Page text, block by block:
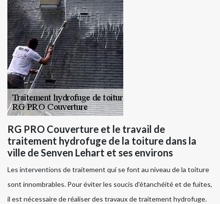
RG PRO Couverture et le travail de
traitement hydrofuge de la toiture dans la
ville de Senven Lehart et ses environs
Les interventions de traitement qui se font au niveau de la toiture
sont innombrables. Pour éviter les soucis d'étanchéité et de fuites,
il est nécessaire de réaliser des travaux de traitement hydrofuge.